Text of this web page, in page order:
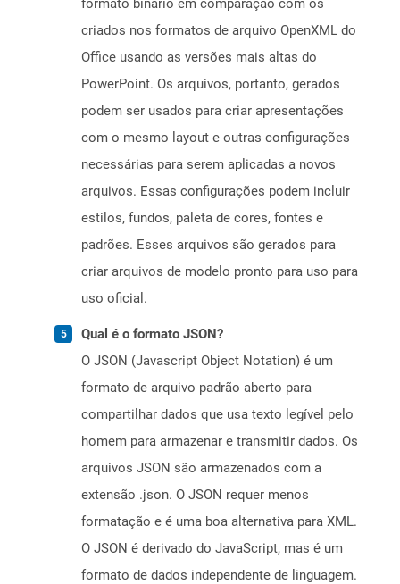
formato binário em comparação com os
criados nos formatos de arquivo OpenXML do
Office usando as versões mais altas do
PowerPoint. Os arquivos, portanto, gerados
podem ser usados ​​para criar apresentações
com o mesmo layout e outras configurações
necessárias para serem aplicadas a novos
arquivos. Essas configurações podem incluir
estilos, fundos, paleta de cores, fontes e
padrões. Esses arquivos são gerados para
criar arquivos de modelo pronto para uso para
uso oficial.
Qual é o formato JSON?
O JSON (Javascript Object Notation) é um
formato de arquivo padrão aberto para
compartilhar dados que usa texto legível pelo
homem para armazenar e transmitir dados. Os
arquivos JSON são armazenados com a
extensão .json. O JSON requer menos
formatação e é uma boa alternativa para XML.
O JSON é derivado do JavaScript, mas é um
formato de dados independente de linguagem.